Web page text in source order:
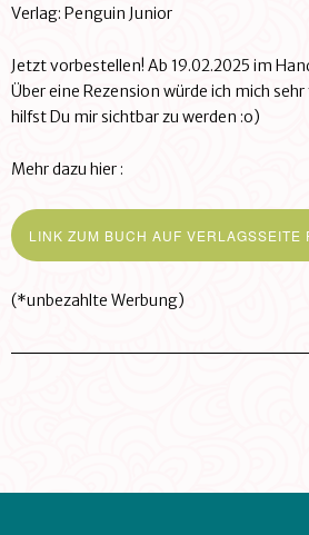
Verlag: Penguin Junior
Jetzt vorbestellen! Ab 19.02.2025 im
Über eine Rezension würde ich mich
hilfst Du mir sichtbar zu werden :o)
Mehr dazu hier :
LINK ZUM BUCH AUF VERLAGSSEITE
(*unbezahlte Werbung)